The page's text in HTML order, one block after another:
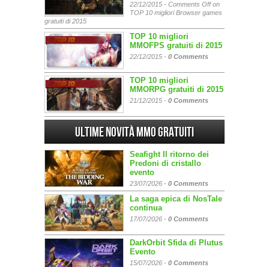
22/12/2015 - Comments Offon
TOP 10 migliori Browser games
gratuiti di 2015
TOP 10 migliori
MMOFPS gratuiti di 2015
22/12/2015 - 0 Comments
TOP 10 migliori
MMORPG gratuiti di 2015
21/12/2015 - 0 Comments
Ultime Novità MMO gratuiti
Seafight Il ritorno dei
Predoni di cristallo
evento
23/07/2026 - 0 Comments
La saga epica di NosTale
continua
17/07/2026 - 0 Comments
DarkOrbit Sfida di Plutus
Evento
15/07/2026 - 0 Comments